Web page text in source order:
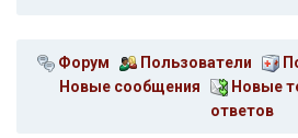
Форум Пользователи
Новые сообщения
Новые
ответов